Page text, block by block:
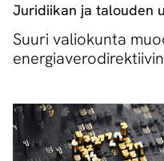
Juridiikan ja talouden
Suuri valiokunta